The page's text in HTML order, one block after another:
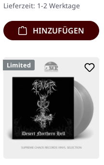
kehren mit…
Lieferzeit: 1-2 Werktage
HINZUFÜGEN
Limited